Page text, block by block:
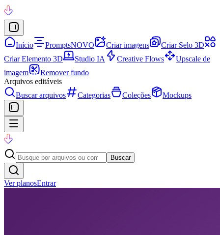
Início PromptsNOVO Criar imagens
Criar Selo 3D
Criar Elemento 3D
Studio IA Creative Flows
Upscale de
imagem
Remover fundo
Arquivos editáveis
Buscar arquivos
Categorias Coleções Mockups
Buscar
Ver planosEntrar